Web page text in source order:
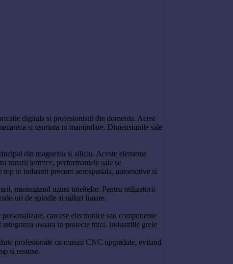
digitala si profesionistii din domeniu. Acest
si usurinta in manipulare. Dimensiunile sale
din magneziu si siliciu. Aceste elemente
tratarii termice, performantele sale se
in industrii precum aerospatiala, automotive si
minimizand uzura uneltelor. Pentru utilizatorii
uri de spindle si railuri liniare.
carcase electronice sau componente
usoara in proiecte mici. Industriile grele
profesionale cu masini CNC upgradate, evitand
si resurse.